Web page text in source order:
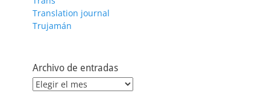
Translation journal
Trujamán
Archivo de entradas
Archivo